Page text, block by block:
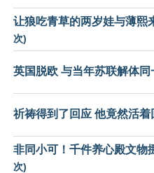
让狼吃青草的两岁娃与薄熙
次)
英国脱欧 与当年苏联解体同
祈祷得到了回应 他竟然活着
非同小可！千件养心殿文物
次)